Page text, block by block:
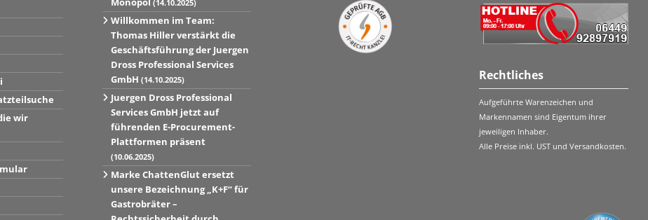
wir
(14.10.2025)
Willkommen im Team:
Thomas Hiller verstärkt die
Geschäftsführung der Juergen
Dross Professional Services
GmbH (14.10.2025)
Juergen Dross Professional
Services GmbH jetzt auf
führenden E-Procurement-
Plattformen präsent
(10.06.2025)
Marke ChattenGlut ersetzt
unsere Bezeichnung „K+F“ für
Gastrobräter –
Rechtliches
Aufgeführte Warenzeichen und
Markennamen sind Eigentum ihrer
jeweiligen Inhaber.
Alle Preise inkl. UST und Versandkosten.